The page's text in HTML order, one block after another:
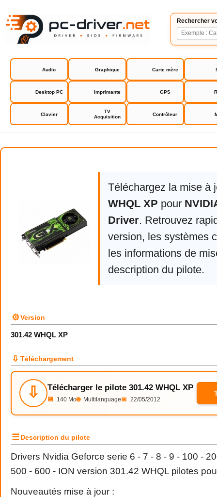
Rechercher
Audio Graphique Carte mère
Desktop PC Imprimante GPS
Clavier
TV
Acquisition
Contrôleur
NVIDIA GeForce Driver
Téléchargez la mise à
WHQL XP pour
Driver. Retrouvez
version, les systèmes
les informations de
description du pilote.
⚙Version
301.42 WHQL XP
⇩ Téléchargement
⇩ Télécharger le pilote 301.42 WHQL XP
💾 140 Mo🌐 Multilanguage📅 22/05/2012
☰Description du pilote
Drivers Nvidia Geforce serie 6 - 7 - 8 - 9 - 100 -
500 - 600 - ION version 301.42 WHQL pilotes
Nouveautés mise à jour :